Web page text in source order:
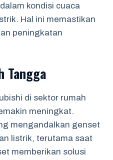
kondisi cuaca
Hal ini memastikan
peningkatan
Tangga
di sektor rumah
meningkat.
mengandalkan genset
listrik, terutama saat
memberikan solusi